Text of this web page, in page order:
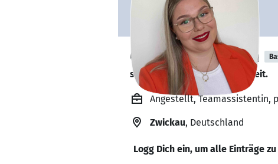
Celine Taubmann
schreibt an der Abschlussarbeit.
Angestellt, Teamassistentin,
Zwickau, Deutschland
Logg Dich ein, um alle Einträge